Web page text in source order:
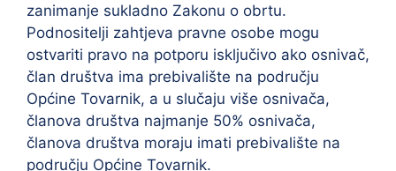
zanimanje sukladno Zakonu o obrtu.
Podnositelji zahtjeva pravne osobe mogu
ostvariti pravo na potporu isključivo ako osnivač,
član društva ima prebivalište na području
Općine Tovarnik, a u slučaju više osnivača,
članova društva najmanje 50% osnivača,
članova društva moraju imati prebivalište na
području Općine Tovarnik.